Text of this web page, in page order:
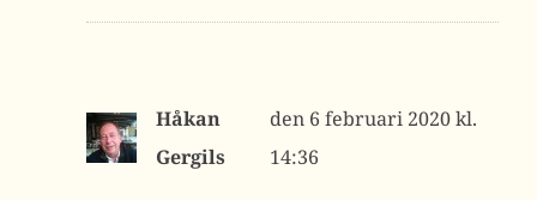
Håkan
Gergils
6 februari 2020 kl.
14:36